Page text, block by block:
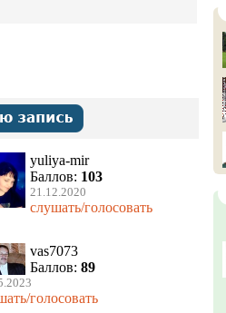
yuliya-mir
Баллов: 103
21.12.2020
слушать/голосовать
vas7073
Баллов: 89
голосовать